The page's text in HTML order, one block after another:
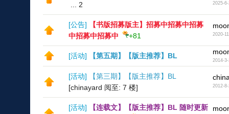
2 2025-6-
[公告]
【书版招募版主】招募中招募中招募
中招募中招募中
+81 2020-
[活动] 【第五期】【版主推荐】BL
2014-3-
[活动]
【第三期】【版主推荐】BL
[chinayard 阅至: 7 楼]
2012-
[活动]
【连载文】【版主推荐】BL 随时更新